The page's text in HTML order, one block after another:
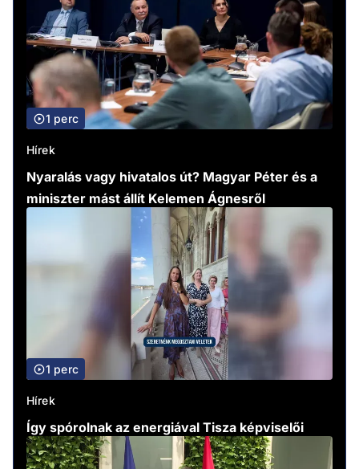
1 perc
Hírek
Nyaralás vagy hivatalos út? Magyar Péter és a
miniszter mást állít Kelemen Ágnesről
1 perc
Hírek
Így spórolnak az energiával Tisza képviselői